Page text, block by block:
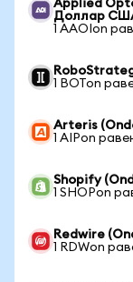
Applied
Доллар
1 AAOIon
1 BOTon
Arteris
1 AIPon
Shopify
1 SHOPon
Redwire
1 RDWon